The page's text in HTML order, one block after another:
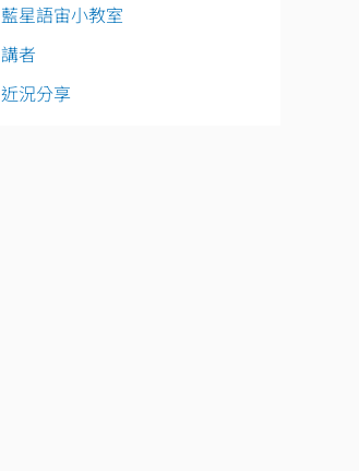
藍星語宙小教室
講者
近況分享